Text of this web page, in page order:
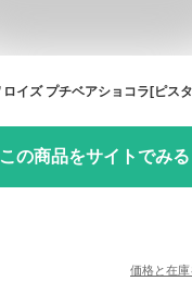
この商品をサイトでみる
価格と在庫